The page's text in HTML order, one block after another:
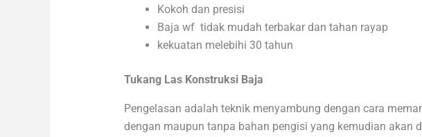
Kokoh dan presisi
Baja wf tidak mudah terbakar dan tahan rayap
kekuatan melebihi 30 tahun
Tukang Las Konstruksi Baja
Pengelasan adalah teknik menyambung dengan cara
dengan maupun tanpa bahan pengisi yang kemudian akan